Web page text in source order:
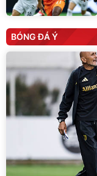
BÓNG ĐÁ Ý